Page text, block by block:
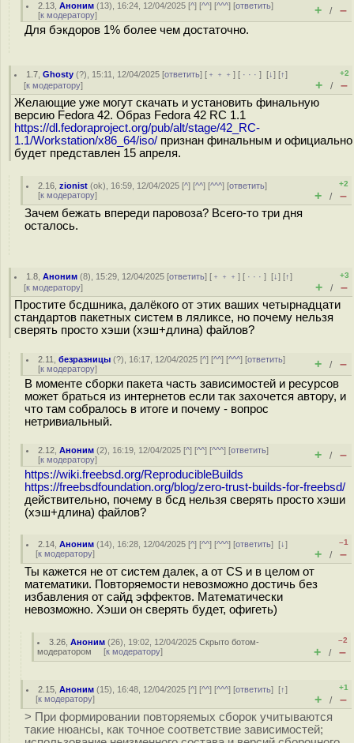
2.13 ,Аноним (13), 16:24, 12/04/2025 [^] [^^] [^^^] [ответить]
[к модератору] + / –
Для бэкдоров 1% более чем достаточно.
1.7 ,Ghosty (?), 15:11, 12/04/2025 [ответить] [ ﹢﹢﹢] [ · · ·][↓] [↑]
[к модератору]
+2
+ / –
Желающие уже могут скачать и установить финальную
версию Fedora 42. Образ Fedora 42 RC 1.1
https://dl.fedoraproject.org/pub/alt/stage/42_RC-
1.1/Workstation/x86_64/iso/ признан финальным и официально
будет представлен 15 апреля.
2.16 ,zionist (ok), 16:59, 12/04/2025 [^] [^^] [^^^] [ответить]
[к модератору]
+2
+ / –
Зачем бежать впереди паровоза? Всего-то три дня
осталось.
1.8 ,Аноним (8), 15:29, 12/04/2025 [ответить] [ ﹢﹢﹢] [ · · ·][↓] [↑]
[к модератору]
+3
+ / –
Простите бсдшника, далёкого от этих ваших четырнадцати
стандартов пакетных систем в ляликсе, но почему нельзя
сверять просто хэши (хэш+длина) файлов?
2.11 ,безразницы (?), 16:17, 12/04/2025 [^] [^^] [^^^] [ответить]
[к модератору] + / –
В моменте сборки пакета часть зависимостей и ресурсов
может браться из интернетов если так захочется автору, и
что там собралось в итоге и почему - вопрос
нетривиальный.
2.12 ,Аноним (2), 16:19, 12/04/2025 [^] [^^] [^^^] [ответить]
[к модератору] + / –
https://wiki.freebsd.org/ReproducibleBuilds
https://freebsdfoundation.org/blog/zero-trust-builds-for-freebsd/
действительно, почему в бсд нельзя сверять просто хэши
(хэш+длина) файлов?
2.14 ,Аноним (14), 16:28, 12/04/2025 [^] [^^] [^^^] [ответить][↓]
[к модератору]
–1
+ / –
Ты кажется не от систем далек, а от CS и в целом от
математики. Повторяемости невозможно достичь без
избавления от сайд эффектов. Математически
невозможно. Хэши он сверять будет, офигеть)
3.26 ,Аноним (26), 19:02, 12/04/2025Скрыто ботом-
модератором [к модератору]
–2
+ / –
2.15 ,Аноним (15), 16:48, 12/04/2025 [^] [^^] [^^^] [ответить][↑]
[к модератору]
+1
+ / –
> При формировании повторяемых сборок учитываются
такие нюансы, как точное соответствие зависимостей;